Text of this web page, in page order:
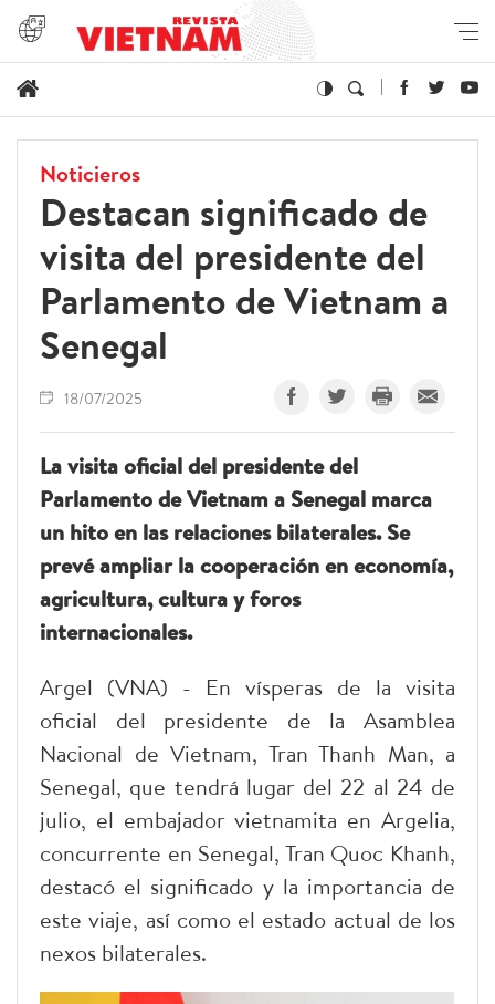
Noticieros
Destacan significado de
visita del presidente del
Parlamento de Vietnam a
Senegal
18/07/2025
La visita oficial del presidente del
Parlamento de Vietnam a Senegal marca
un hito en las relaciones bilaterales. Se
prevé ampliar la cooperación en economía,
agricultura, cultura y foros
internacionales.
Argel (VNA) - En vísperas de la visita
oficial del presidente de la Asamblea
Nacional de Vietnam, Tran Thanh Man, a
Senegal, que tendrá lugar del 22 al 24 de
julio, el embajador vietnamita en Argelia,
concurrente en Senegal, Tran Quoc Khanh,
destacó el significado y la importancia de
este viaje, así como el estado actual de los
nexos bilaterales.